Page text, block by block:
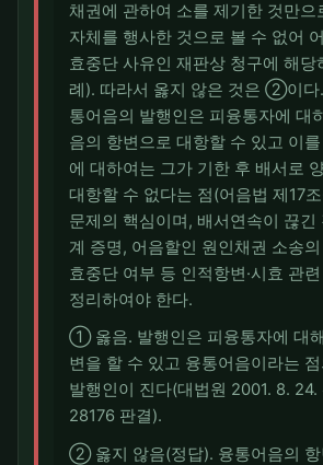
채권에 관하여 소를 제기한 것만으
자체를 행사한 것으로 볼 수 없어
효중단 사유인 재판상 청구에 해당
례). 따라서 옳지 않은 것은 ②이다
통어음의 발행인은 피융통자에 대
음의 항변으로 대항할 수 있고 이
에 대하여는 그가 기한 후 배서로
대항할 수 없다는 점(어음법 제17
문제의 핵심이며, 배서연속이 끊긴
계 증명, 어음할인 원인채권 소송
효중단 여부 등 인적항변·시효 관
정리하여야 한다.
① 옳음. 발행인은 피융통자에 대
변을 할 수 있고 융통어음이라는
발행인이 진다(대법원 2001. 8.
28176 판결).
② 옳지 않음(정답). 융통어음의 항